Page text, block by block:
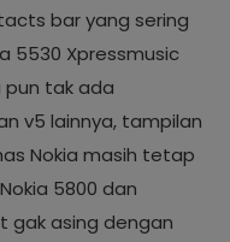
bar yang sering
5530 Xpressmusic
pun tak ada
v5 lainnya, tampilan
Nokia masih tetap
5800 dan
gak asing dengan